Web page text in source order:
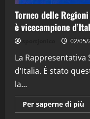
Torneo delle
è vicecampione
02/05/
La Rappresentativa
d'Italia. È stato
la...
Per saperne di più